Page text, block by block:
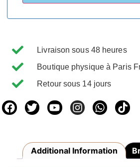
Livraison sous 48 heures
Boutique physique à Paris
Retour sous 14 jours
Additional Information